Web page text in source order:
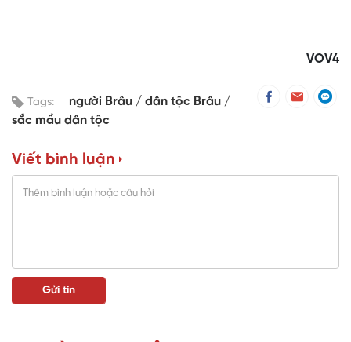
VOV4
Tags: người Brâu
dân tộc Brâu
sắc mầu dân tộc
Viết bình luận